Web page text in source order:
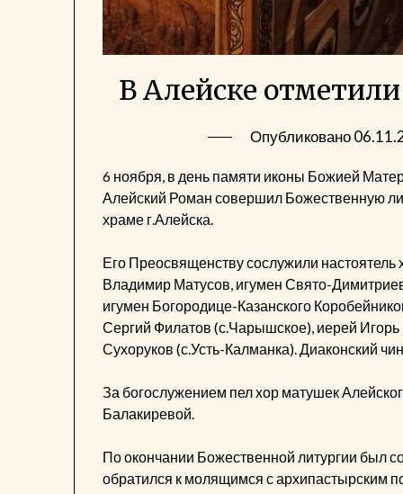
В Алейске
Опубликовано
6 ноября, в день памяти иконы Божией
Алейский Роман совершил Божественную
храме г.Алейска.
Его Преосвященству сослужили настоятель
Владимир Матусов, игумен Свято-
игумен Богородице-Казанского
Сергий Филатов (с.Чарышское), иерей
Сухоруков (с.Усть-Калманка). Диаконский
За богослужением пел хор матушек
Балакиревой.
По окончании Божественной литургии был
обратился к молящимся с архипастырским